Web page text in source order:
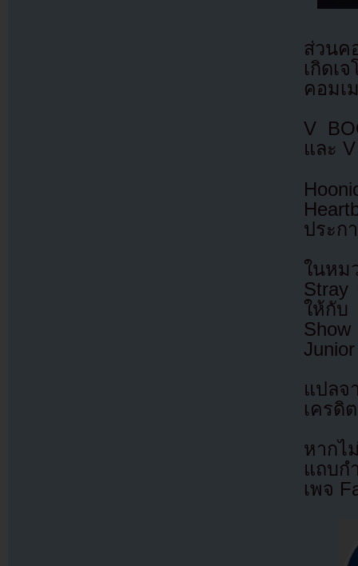
ส่วนค
เกิด
คอมเ
V
และ
ประก
ในหม
Stray
ให้กับ
Junior
แปล
เครดิ
หากไ
แถบก
เพจ